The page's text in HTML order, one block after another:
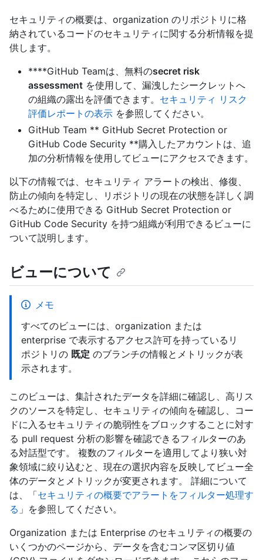
セキュリティの概要は、organization のリポジトリに格
納されているコードのセキュリティに関する分析情報を提
供します。
****GitHub Teamは、無料のsecret risk
assessment を使用して、漏洩したシークレットへ
の組織の露出を評価できます。 セキュリティ リスク
評価レポートの表示 を参照してください。
GitHub Team ** GitHub Secret Protection or
GitHub Code Security **購入したアカウントは、追
加の分析情報を使用してビューにアクセスできます。
以下の情報では、セキュリティ アラートの検出、修復、
防止の傾向を特定し、リポジトリの現在の状態を詳しく調
べるために使用できる GitHub Secret Protection or
GitHub Code Security を持つ組織が利用できるビューに
ついて説明します。
ビューについて
メモ
すべてのビューには、organization または
enterprise で表示するアクセス許可を持っているリ
ポジトリの 既定 のブランチの情報とメトリックが表
示されます。
このビューは、集計されたデータを詳細に確認し、高リス
クのソースを特定し、セキュリティの傾向を確認し、コー
ドに入るセキュリティの脆弱性をブロックすることに対す
る pull request 分析の影響を確認できるフィルターのあ
る対話型です。 複数のフィルターを適用してより狭い対
象領域に絞り込むと、現在の選択内容を反映してビュー全
体のデータとメトリックが変更されます。 詳細について
は、「セキュリティの概要でアラートをフィルター処理す
る 」を参照してください。
Organization または Enterprise のセキュリティの概要の
いくつかのページから、データを含むコンマ区切り値